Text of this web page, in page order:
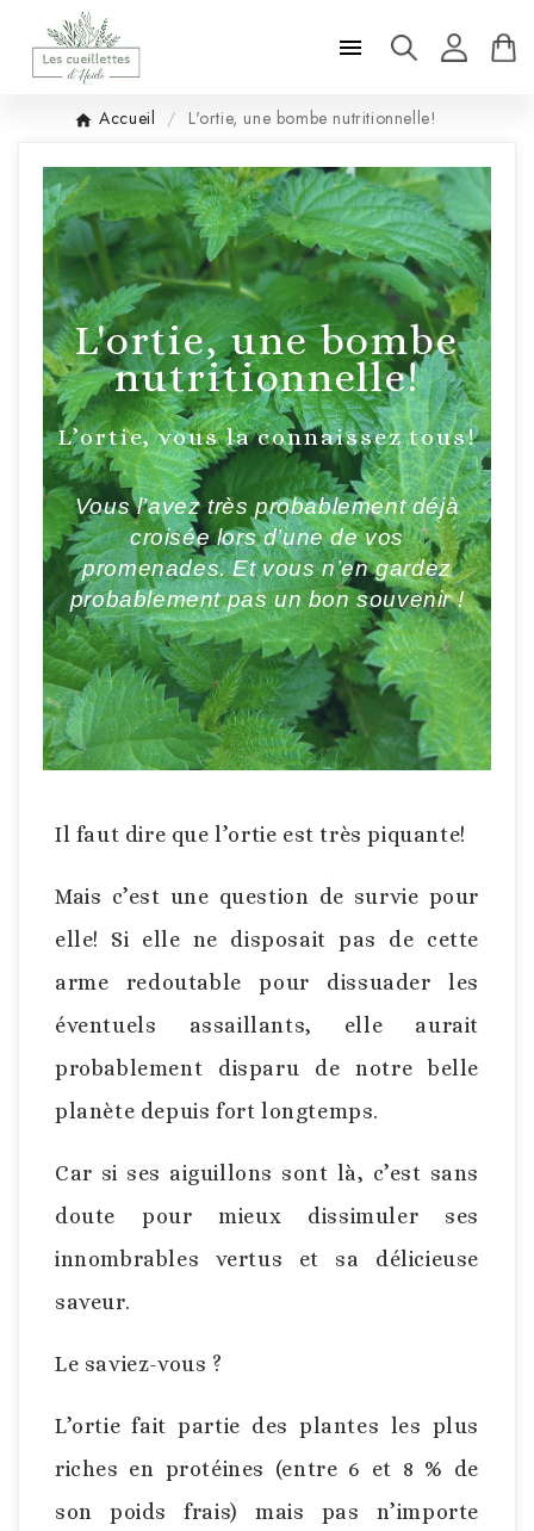

Accueil L'ortie, une bombe nutritionnelle!
L'ortie, une bombe
nutritionnelle!
L’ortie, vous la connaissez tous!
Vous l’avez très probablement déjà
croisée lors d’une de vos
promenades. Et vous n’en gardez
probablement pas un bon souvenir !
Il faut dire que l’ortie est très piquante!
Mais c’est une question de survie pour
elle! Si elle ne disposait pas de cette
arme redoutable pour dissuader les
éventuels assaillants, elle aurait
probablement disparu de notre belle
planète depuis fort longtemps.
Car si ses aiguillons sont là, c’est sans
doute pour mieux dissimuler ses
innombrables vertus et sa délicieuse
saveur.
Le saviez-vous ?
L’ortie fait partie des plantes les plus
riches en protéines (entre 6 et 8 % de
son poids frais) mais pas n’importe